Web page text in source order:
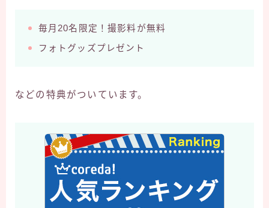
毎月20名限定！撮影料が無料
フォトグッズプレゼント
などの特典がついています。